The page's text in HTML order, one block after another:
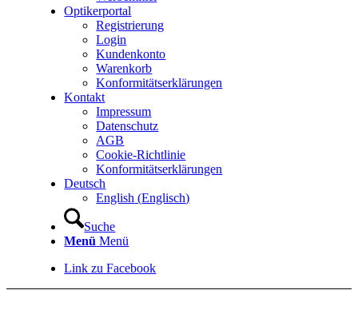
Optikerportal
Registrierung
Login
Kundenkonto
Warenkorb
Konformitätserklärungen
Kontakt
Impressum
Datenschutz
AGB
Cookie-Richtlinie
Konformitätserklärungen
Deutsch
English (Englisch)
Suche
Menü Menü
Link zu Facebook